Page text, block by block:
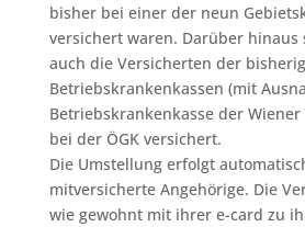
bisher bei einer der neun
versichert waren. Darüber
auch die Versicherten der
Betriebskrankenkassen (mit
Betriebskrankenkasse der
bei der ÖGK versichert.
Die Umstellung erfolgt
mitversicherte Angehörige. Die
wie gewohnt mit ihrer e-card zu